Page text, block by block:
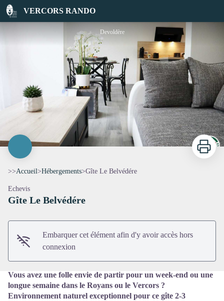
VERCORS RANDO
Gîte Le Belvédére
Devoldère
Imprimer
>>Accueil>Hébergements>Gîte Le Belvédére
Echevis
Gîte Le Belvédére
Embarquer cet élément afin d'y avoir accès hors
connexion
Vous avez une folle envie de partir pour un week-end ou une
longue semaine dans le Royans ou le Vercors ?
Environnement naturel exceptionnel pour ce gîte 2-3